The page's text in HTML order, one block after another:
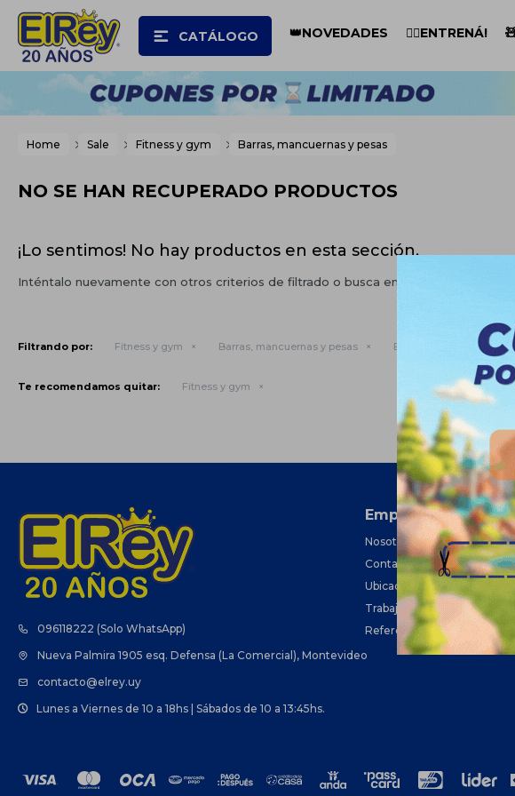
CATÁLOGO 👑NOVEDADES 🏋️‍♂️ENTRENÁ!
Home Sale Fitness y gym Barras, mancuernas y pesas
NO SE HAN RECUPERADO PRODUCTOS
¡Lo sentimos! No hay productos en esta sección.
Inténtalo nuevamente con otros criterios de filtrado o busca en otras secciones de
Filtrando por: Fitness y gym Barras, mancuernas y pesas Everlast Quitar
Te recomendamos quitar: Fitness y gym
096118222 (Solo WhatsApp)
Nueva Palmira 1905 esq. Defensa (La Comercial), Montevideo
contacto@elrey.uy
Lunes a Viernes de 10 a 18hs | Sábados de 10 a 13:45hs.
Empresa
Nosotros
Contacto
Ubicación
Trabaja con nosotros
Referencias laborales